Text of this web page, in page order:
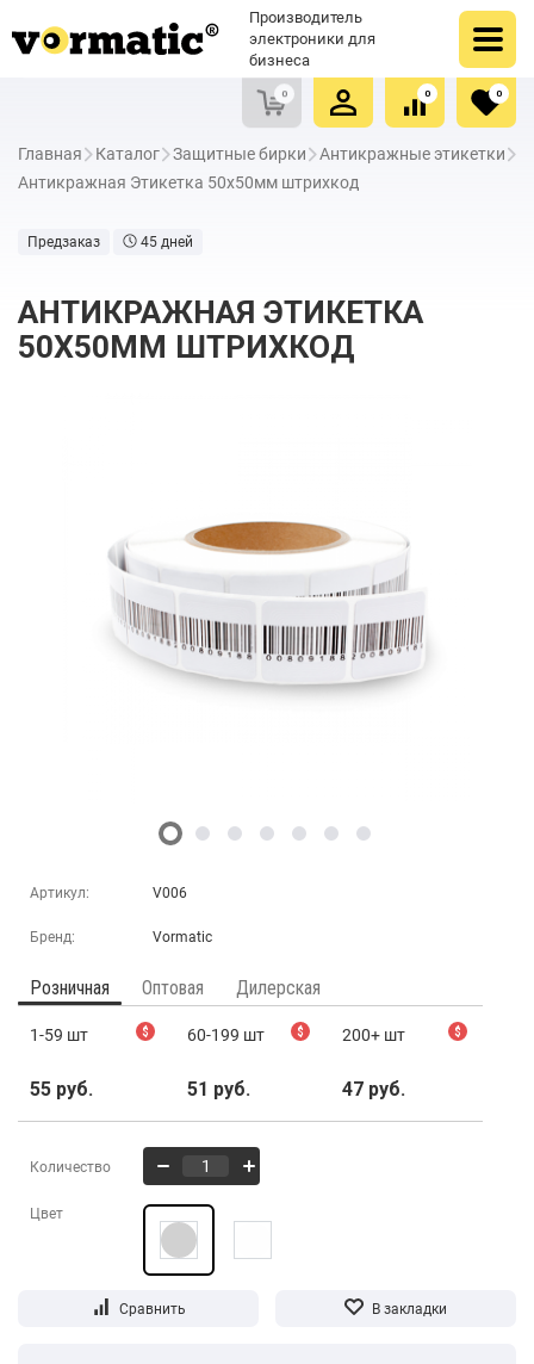
Производитель
электроники для
бизнеса
0
Очистить список сравнения
0
Очистить избранное
0
Главная Каталог Защитные бирки
Антикражные этикетки
Антикражная Этикетка 50х50мм штрихкод
Предзаказ 45 дней
АНТИКРАЖНАЯ ЭТИКЕТКА
50Х50ММ ШТРИХКОД
Артикул: V006
Бренд: Vormatic
Розничная Оптовая Дилерская
1-59 шт $
55 руб.
60-199 шт $
51 руб.
200+ шт $
47 руб.
Количество
Цвет